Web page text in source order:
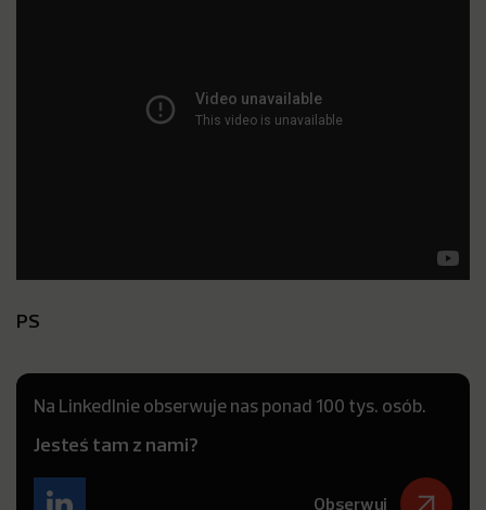
PS
Na LinkedInie obserwuje nas ponad 100 tys. osób.
Jesteś tam z nami?
Obserwuj